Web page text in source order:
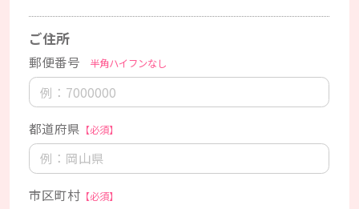
ご住所
郵便番号 半角ハイフンなし
都道府県 【必須】
市区町村 【必須】